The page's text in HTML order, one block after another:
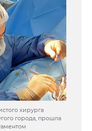
хирурга
города, прошла